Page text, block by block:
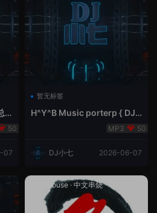
50
07
暂无标签
H^Y^B Music porterp { DJ
小七&高总夜空中的风铃}
50
DJ小七 2026-06-07
Lak House· 中文串烧